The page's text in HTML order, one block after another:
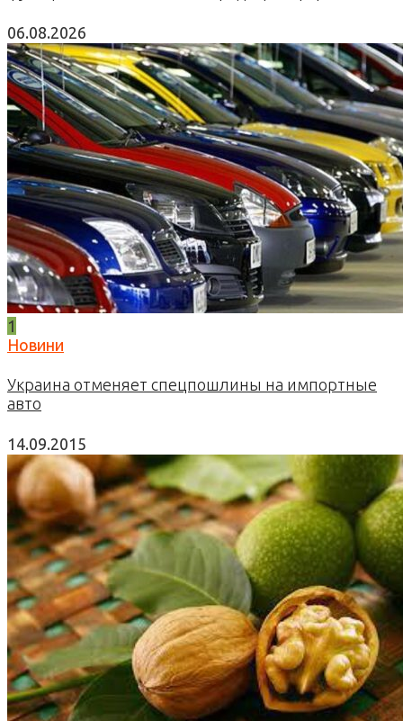
06.08.2026
1
Новини
Украина отменяет спецпошлины на импортные
авто
14.09.2015